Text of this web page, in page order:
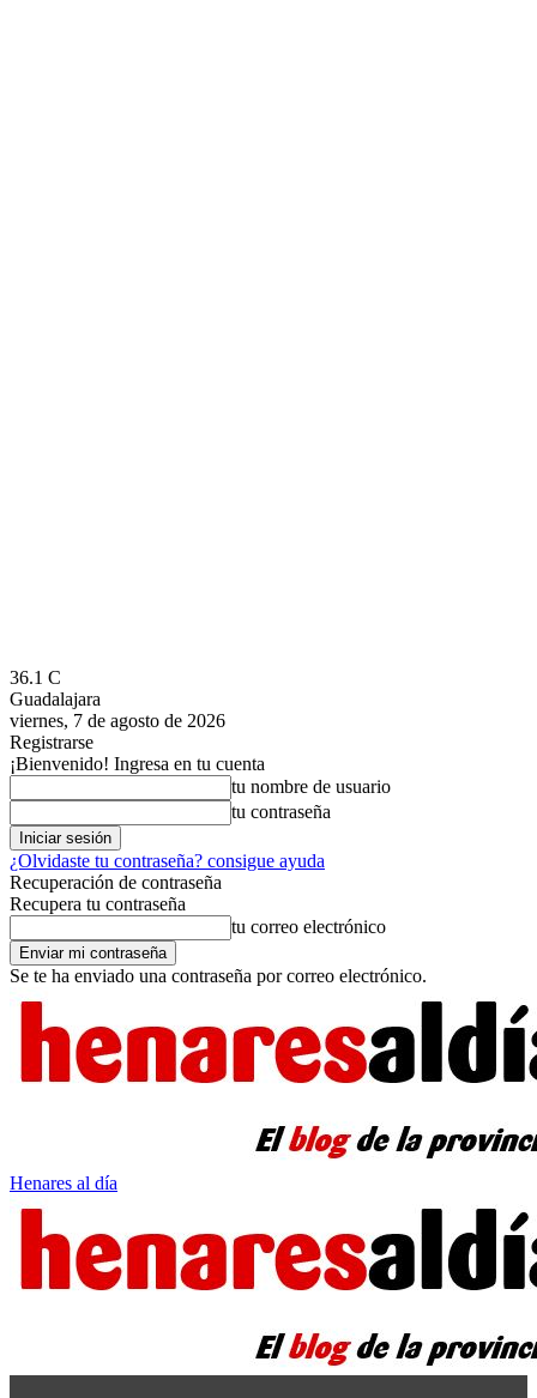
36.1 C
Guadalajara
viernes, 7 de agosto de 2026
Registrarse
¡Bienvenido! Ingresa en tu cuenta
tu nombre de usuario
tu contraseña
¿Olvidaste tu contraseña? consigue ayuda
Recuperación de contraseña
Recupera tu contraseña
tu correo electrónico
Se te ha enviado una contraseña por correo electrónico.
Henares al día